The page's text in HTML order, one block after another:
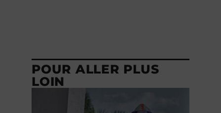
POUR ALLER PLUS
LOIN